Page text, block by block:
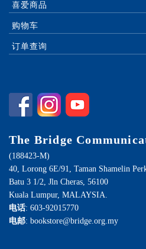
喜爱商品
购物车
订单查询
The Bridge
(188423-M)
40, Lorong 6E/91, Taman Shamelin
Batu 3 1/2, Jln Cheras, 56100
Kuala Lumpur, MALAYSIA.
电话: 603-92015770
电邮: bookstore@bridge.org.my